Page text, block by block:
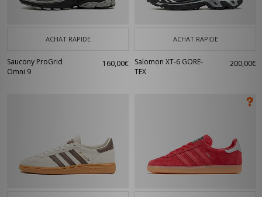
ACHAT RAPIDE
Saucony ProGrid
Omni 9
160,00€
ACHAT RAPIDE
Salomon XT-6 GORE-
TEX
200,00€